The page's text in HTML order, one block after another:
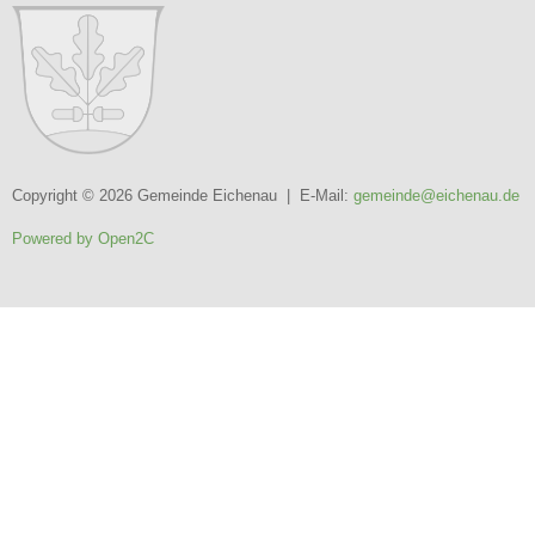
Copyright © 2026 Gemeinde Eichenau | E-Mail: gemeinde@eichenau.de
Powered by Open2C